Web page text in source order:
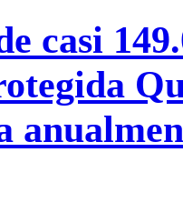
casi